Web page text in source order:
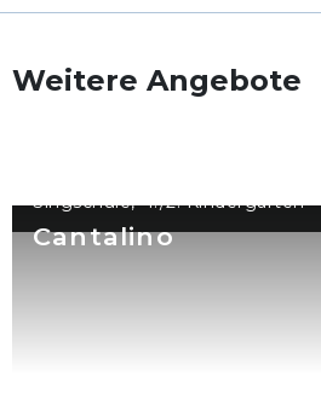
Weitere Angebote
Cantalino
Singschule, 1./2. Kindergarten